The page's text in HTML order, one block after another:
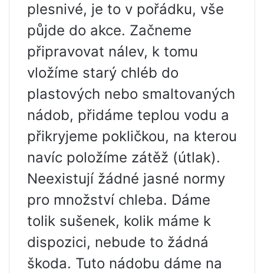
plesnivé, je to v pořádku, vše
půjde do akce. Začneme
připravovat nálev, k tomu
vložíme starý chléb do
plastových nebo smaltovaných
nádob, přidáme teplou vodu a
přikryjeme pokličkou, na kterou
navíc položíme zátěž (útlak).
Neexistují žádné jasné normy
pro množství chleba. Dáme
tolik sušenek, kolik máme k
dispozici, nebude to žádná
škoda. Tuto nádobu dáme na